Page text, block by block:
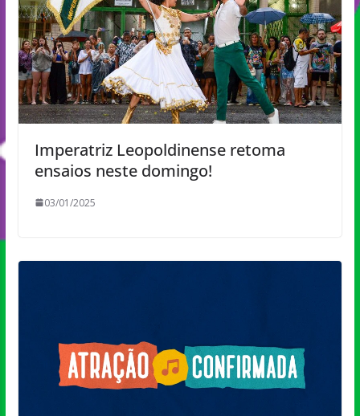
Imperatriz Leopoldinense retoma
ensaios neste domingo!
03/01/2025